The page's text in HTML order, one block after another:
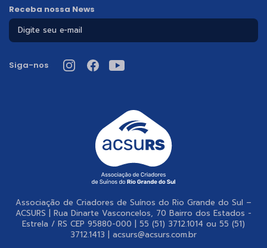
Receba nossa News
Siga-nos
Associação de Criadores de Suínos do Rio Grande do Sul –
ACSURS | Rua Dinarte Vasconcelos, 70 Bairro dos Estados -
Estrela / RS CEP 95880-000 | 55 (51) 3712.1014 ou 55 (51)
3712.1413 | acsurs@acsurs.com.br